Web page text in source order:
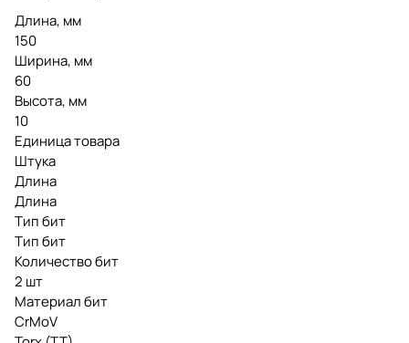
Длина, мм
150
Ширина, мм
60
Высота, мм
10
Единица товара
Штука
Длина
Длина
Тип бит
Тип бит
Количество бит
2 шт
Материал бит
CrMoV